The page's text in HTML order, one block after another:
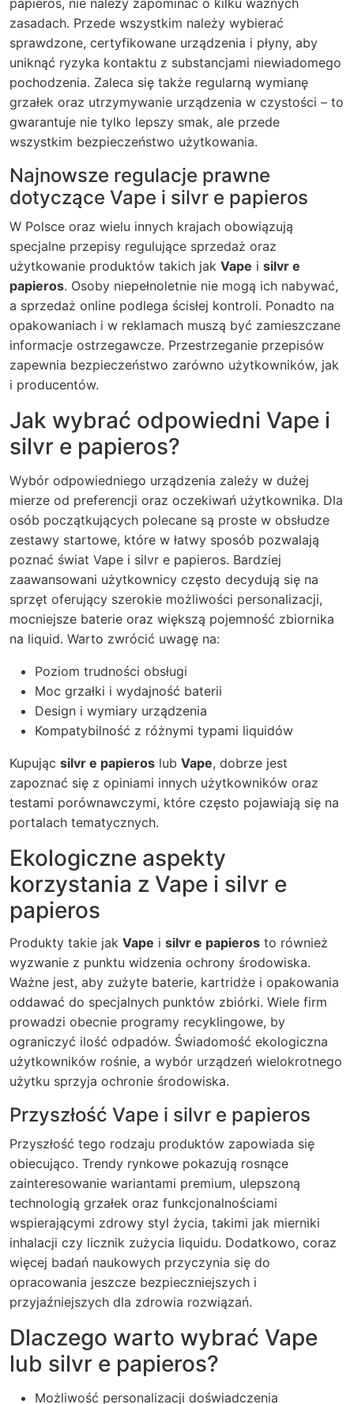
zasadach. Przede wszystkim należy wybierać
sprawdzone, certyfikowane urządzenia i płyny, aby
uniknąć ryzyka kontaktu z substancjami niewiadomego
pochodzenia. Zaleca się także regularną wymianę
grzałek oraz utrzymywanie urządzenia w czystości – to
gwarantuje nie tylko lepszy smak, ale przede
wszystkim bezpieczeństwo użytkowania.
Najnowsze regulacje prawne
dotyczące Vape i silvr e papieros
W Polsce oraz wielu innych krajach obowiązują
specjalne przepisy regulujące sprzedaż oraz
użytkowanie produktów takich jak Vape i silvr e
papieros. Osoby niepełnoletnie nie mogą ich nabywać,
a sprzedaż online podlega ścisłej kontroli. Ponadto na
opakowaniach i w reklamach muszą być zamieszczane
informacje ostrzegawcze. Przestrzeganie przepisów
zapewnia bezpieczeństwo zarówno użytkowników, jak
i producentów.
Jak wybrać odpowiedni Vape i
silvr e papieros?
Wybór odpowiedniego urządzenia zależy w dużej
mierze od preferencji oraz oczekiwań użytkownika. Dla
osób początkujących polecane są proste w obsłudze
zestawy startowe, które w łatwy sposób pozwalają
poznać świat Vape i silvr e papieros. Bardziej
zaawansowani użytkownicy często decydują się na
sprzęt oferujący szerokie możliwości personalizacji,
mocniejsze baterie oraz większą pojemność zbiornika
na liquid. Warto zwrócić uwagę na:
Poziom trudności obsługi
Moc grzałki i wydajność baterii
Design i wymiary urządzenia
Kompatybilność z różnymi typami liquidów
Kupując silvr e papieros lub Vape, dobrze jest
zapoznać się z opiniami innych użytkowników oraz
testami porównawczymi, które często pojawiają się na
portalach tematycznych.
Ekologiczne aspekty
korzystania z Vape i silvr e
papieros
Produkty takie jak Vape i silvr e papieros to również
wyzwanie z punktu widzenia ochrony środowiska.
Ważne jest, aby zużyte baterie, kartridże i opakowania
oddawać do specjalnych punktów zbiórki. Wiele firm
prowadzi obecnie programy recyklingowe, by
ograniczyć ilość odpadów. Świadomość ekologiczna
użytkowników rośnie, a wybór urządzeń wielokrotnego
użytku sprzyja ochronie środowiska.
Przyszłość Vape i silvr e papieros
Przyszłość tego rodzaju produktów zapowiada się
obiecująco. Trendy rynkowe pokazują rosnące
zainteresowanie wariantami premium, ulepszoną
technologią grzałek oraz funkcjonalnościami
wspierającymi zdrowy styl życia, takimi jak mierniki
inhalacji czy licznik zużycia liquidu. Dodatkowo, coraz
więcej badań naukowych przyczynia się do
opracowania jeszcze bezpieczniejszych i
przyjaźniejszych dla zdrowia rozwiązań.
Dlaczego warto wybrać Vape
lub silvr e papieros?
Możliwość personalizacji doświadczenia